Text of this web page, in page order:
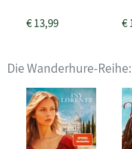
€13,99 €
Die Wanderhure-Reihe: